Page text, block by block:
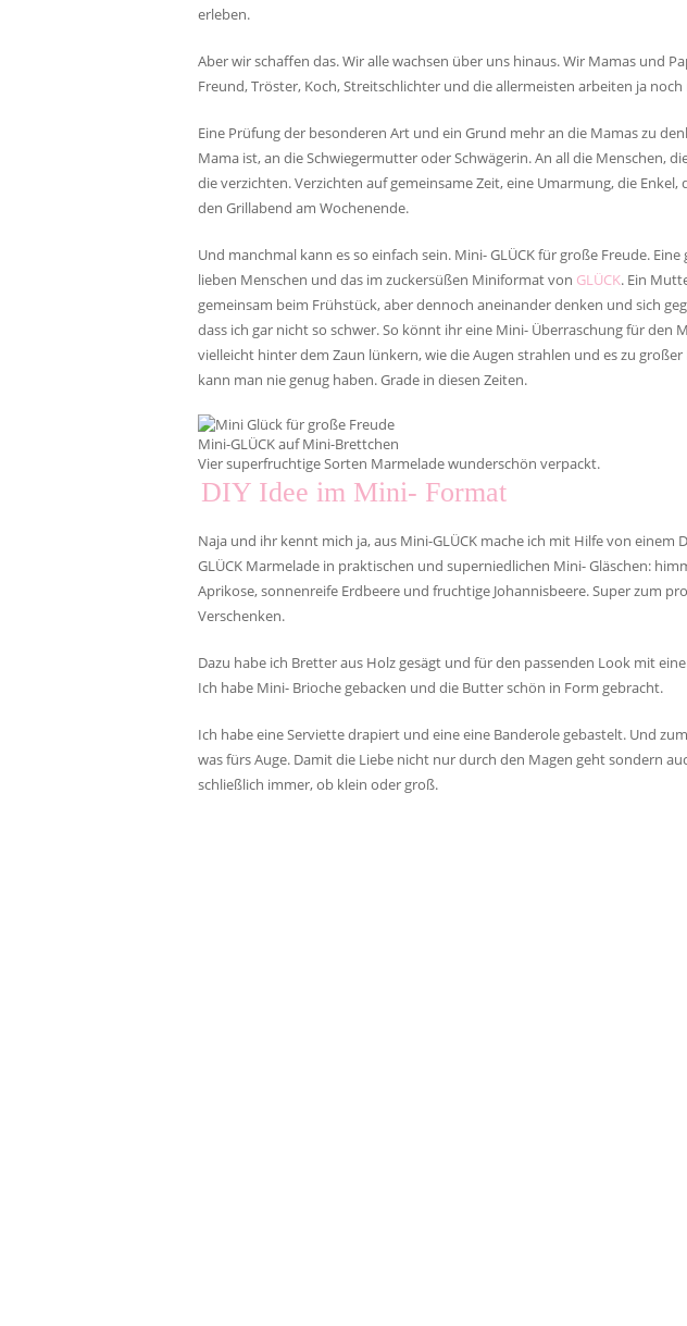
erleben.
Aber wir schaffen das. Wir alle wachsen über uns hinaus. Wir Mamas und
Freund, Tröster, Koch, Streitschlichter und die allermeisten arbeiten ja
Eine Prüfung der besonderen Art und ein Grund mehr an die Mamas zu
Mama ist, an die Schwiegermutter oder Schwägerin. An all die Menschen,
die verzichten. Verzichten auf gemeinsame Zeit, eine Umarmung, die
den Grillabend am Wochenende.
Und manchmal kann es so einfach sein. Mini- GLÜCK für große Freude.
lieben Menschen und das im zuckersüßen Miniformat von GLÜCK. Ein
gemeinsam beim Frühstück, aber dennoch aneinander denken und sich
dass ich gar nicht so schwer. So könnt ihr eine Mini- Überraschung für den
vielleicht hinter dem Zaun lünkern, wie die Augen strahlen und es zu
kann man nie genug haben. Grade in diesen Zeiten.
Mini-GLÜCK auf Mini-Brettchen
Vier superfruchtige Sorten Marmelade wunderschön verpackt.
DIY Idee im Mini- Format
Naja und ihr kennt mich ja, aus Mini-GLÜCK mache ich mit Hilfe von einem
GLÜCK Marmelade in praktischen und superniedlichen Mini- Gläschen:
Aprikose, sonnenreife Erdbeere und fruchtige Johannisbeere. Super zum
Verschenken.
Dazu habe ich Bretter aus Holz gesägt und für den passenden Look mit
Ich habe Mini- Brioche gebacken und die Butter schön in Form gebracht.
Ich habe eine Serviette drapiert und eine eine Banderole gebastelt. Und
was fürs Auge. Damit die Liebe nicht nur durch den Magen geht sondern
schließlich immer, ob klein oder groß.